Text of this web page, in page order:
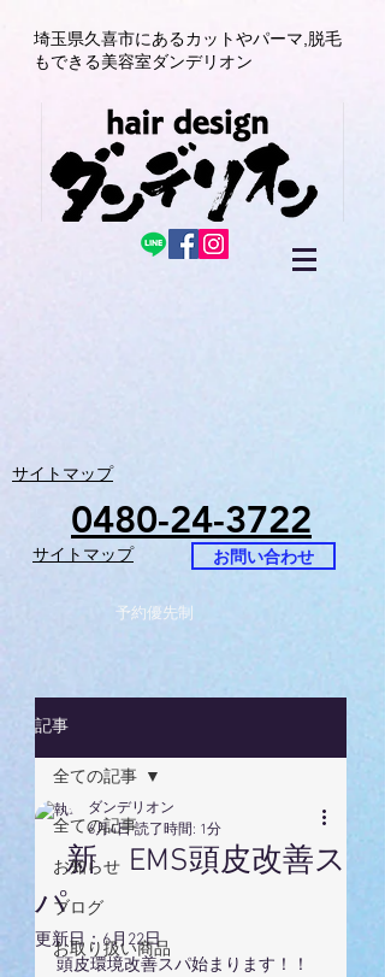
埼玉県久喜市にあるカットやパーマ, 脱毛
もできる美容室ダンデリオン
サイトマップ
0480-24-3722
サイトマップ お問い合わせ
予約優先制
記事
全ての記事
お知らせ
ブログ
お取り扱い商品
全ての記事
新 EMS頭皮改善ス
パ
ダンデリオン
6月4日 読了時間: 1分
更新日：6月22日
頭皮環境改善スパ始まります！！